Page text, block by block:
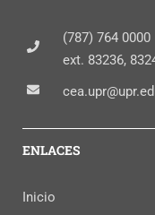
(787) 764 0000
ext. 83236,
ENLACES
Inicio